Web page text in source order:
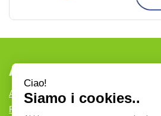
AREA UTENTE
ACCEDI
REGISTRATI